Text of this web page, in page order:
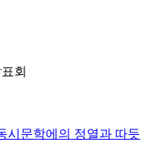
회
시문학에의 정열과 따듯